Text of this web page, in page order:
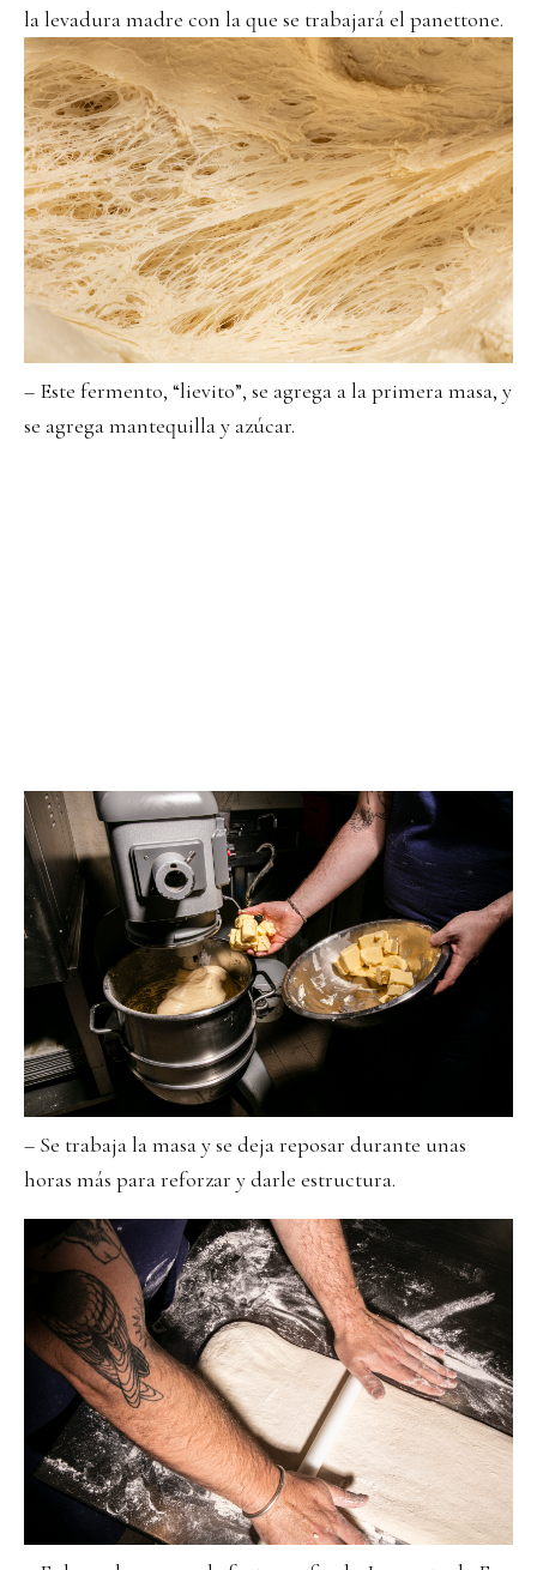
la levadura madre con la que se trabajará el panettone.
– Este fermento, “lievito”, se agrega a la primera masa, y
se agrega mantequilla y azúcar.
– Se trabaja la masa y se deja reposar durante unas
horas más para reforzar y darle estructura.